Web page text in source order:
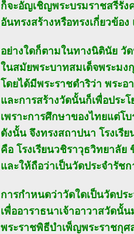
ก็จะอัญเชิญพระบรมราชสรีรั
อันทรงสร้างหรือทรงเกี่ยวข้อ
อย่างใดก็ตามในทางนิตินัย วั
ในสมัยพระบาทสมเด็จพระมง
โดยได้มีพระราชดำริว่า พระ
และการสร้างวัดนั้นก็เพื่อประ
เพราะการศึกษาของไทยแต่โ
ดังนั้น จึงทรงสถาปนา โรงเรี
คือ โรงเรียนวชิราวุธวิทยาลั
และให้ถือว่าเป็นวัดประจำรัช
การกำหนดว่าวัดใดเป็นวัดป
เพื่ออาราธนาเจ้าอาวาสวัดนั้
พระราชพิธีบำเพ็ญพระราชกุ